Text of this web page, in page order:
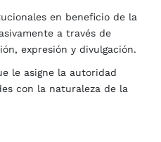
en beneficio de la
a través de
expresión y divulgación.
le asigne la autoridad
con la naturaleza de la